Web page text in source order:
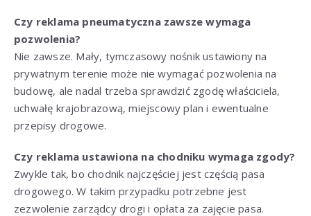
Czy reklama pneumatyczna zawsze wymaga
pozwolenia?
Nie zawsze. Mały, tymczasowy nośnik ustawiony na
prywatnym terenie może nie wymagać pozwolenia na
budowę, ale nadal trzeba sprawdzić zgodę właściciela,
uchwałę krajobrazową, miejscowy plan i ewentualne
przepisy drogowe.
Czy reklama ustawiona na chodniku wymaga zgody?
Zwykle tak, bo chodnik najczęściej jest częścią pasa
drogowego. W takim przypadku potrzebne jest
zezwolenie zarządcy drogi i opłata za zajęcie pasa.